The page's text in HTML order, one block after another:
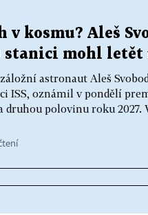
v kosmu? Aleš
stanici mohl
astronaut Aleš
ISS, oznámil v pondělí
druhou polovinu roku 2027.